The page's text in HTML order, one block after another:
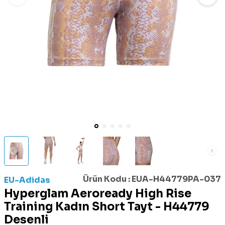
EU-Adidas Ürün Kodu :EUA-H44779PA-037
Hyperglam Aeroready High Rise
Training Kadın Short Tayt - H44779
Desenli